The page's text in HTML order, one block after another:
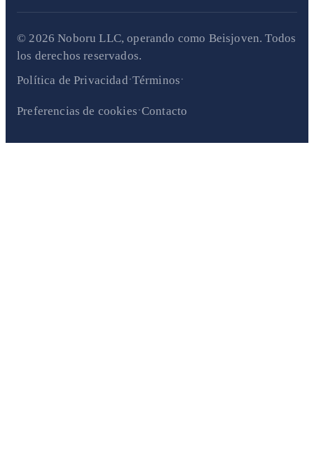
© 2026 Noboru LLC, operando como Beisjoven. Todos
los derechos reservados.
Política de Privacidad·Términos·
Preferencias de cookies·Contacto